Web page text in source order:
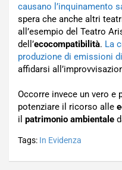
causano l’inquinamento
spera che anche altri
all’esempio del Teatro
dell’ecocompatibilità. La
produzione di emissioni
affidarsi
Occorre invece un vero e
potenziare il ricorso alle
il patrimonio ambientale
Tags: In Evidenza